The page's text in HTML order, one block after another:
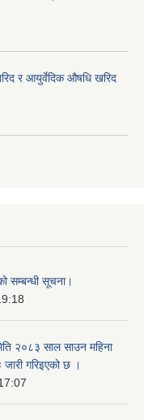
र आयुर्वेदिक औषधि खरिद
सम्बन्धी सूचना।
२०८३ साल साउन महिना
गरिइएको छ ।